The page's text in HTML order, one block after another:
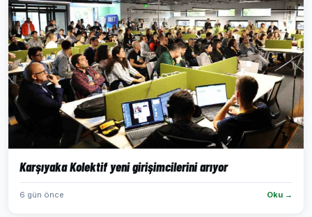
Karşıyaka Kolektif yeni girişimcilerini arıyor
6 gün önce Oku →